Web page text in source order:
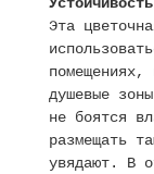
Эта
помещениях,
душевые
не боятся
размещать
увядают. В